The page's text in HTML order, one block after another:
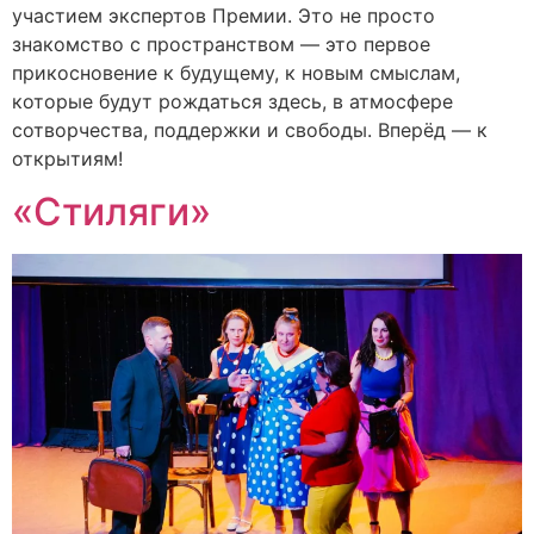
участием экспертов Премии. Это не просто
знакомство с пространством — это первое
прикосновение к будущему, к новым смыслам,
которые будут рождаться здесь, в атмосфере
сотворчества, поддержки и свободы. Вперёд — к
открытиям!
«Стиляги»